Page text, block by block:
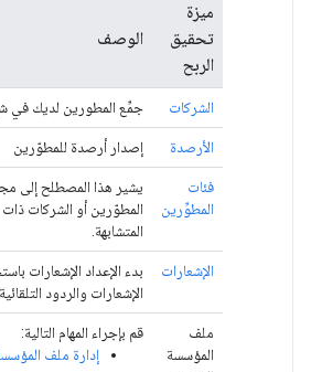
ميزة
تحقيق
الربح
الوصف
الشركات جمِّع المطورين لديك في
الأرصدة إصدار أرصدة للمطوّرين
فئات
المطوِّرين
يشير هذا المصطلح إلى
المطوّرين أو الشركات
المتشابهة.
الإشعارات
بدء الإعداد الإشعارات
الإشعارات والردود
ملف
المؤسسة
قم بإجراء المهام التالية:
إدارة ملف